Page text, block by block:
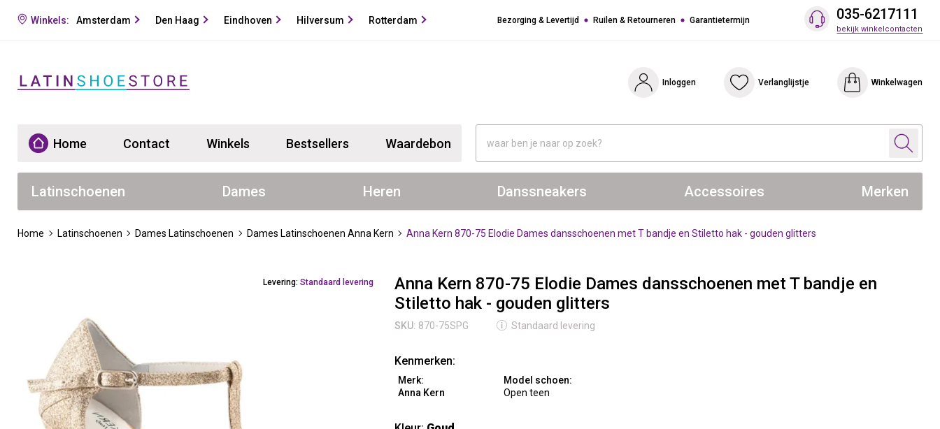
Winkels: Amsterdam Den Haag Eindhoven Hilversum Rotterdam Bezorging & Levertijd Ruilen & Retourneren Garantietermijn 035-6217111
bekijk winkelcontacten
Inloggen Verlanglijstje Winkelwagen
Home Contact Winkels Bestsellers Waardebon
Latinschoenen Dames Heren Danssneakers Accessoires Merken
Home Latinschoenen Dames Latinschoenen Dames Latinschoenen Anna Kern Anna Kern 870-75 Elodie Dames dansschoenen met T bandje en Stiletto hak - gouden glitters
Levering:Standaard levering
Anna Kern 870-75 Elodie Dames dansschoenen met T bandje en
Stiletto hak - gouden glitters
SKU: 870-75SPG Standaard levering
Kenmerken:
Merk:
Anna Kern
Model schoen:
Open teen